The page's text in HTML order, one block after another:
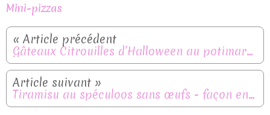
Mini-pizzas
Gâteaux Citrouilles d’Halloween au potimarron et chocolat
Tiramisu au spéculoos sans œufs - façon entremets